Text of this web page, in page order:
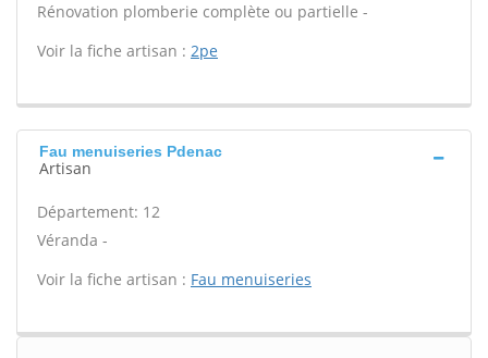
Rénovation plomberie complète ou partielle -
Voir la fiche artisan : 2pe
Fau menuiseries Pdenac
Artisan
Département: 12
Véranda -
Voir la fiche artisan : Fau menuiseries